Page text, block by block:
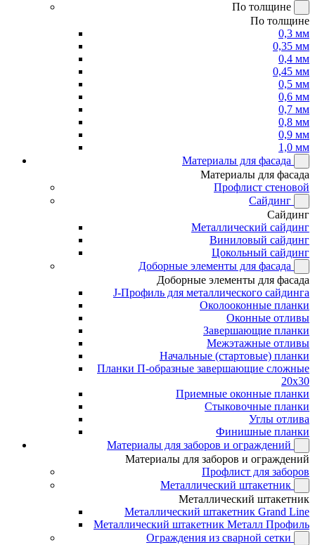
По толщине
По толщине
0,3 мм
0,35 мм
0,4 мм
0,45 мм
0,5 мм
0,6 мм
0,7 мм
0,8 мм
0,9 мм
1,0 мм
Материалы для фасада
Материалы для фасада
Профлист стеновой
Сайдинг
Сайдинг
Металлический сайдинг
Виниловый сайдинг
Цокольный сайдинг
Доборные элементы для фасада
Доборные элементы для фасада
J-Профиль для металлического сайдинга
Околооконные планки
Оконные отливы
Завершающие планки
Межэтажные отливы
Начальные (стартовые) планки
Планки П-образные завершающие сложные
20x30
Приемные оконные планки
Стыковочные планки
Углы отлива
Финишные планки
Материалы для заборов и ограждений
Материалы для заборов и ограждений
Профлист для заборов
Металлический штакетник
Металлический штакетник
Металлический штакетник Grand Line
Металлический штакетник Металл Профиль
Ограждения из сварной сетки